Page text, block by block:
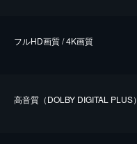
フルHD画質 / 4K画質
⾼⾳質（DOLBY DIGITAL PLUS）